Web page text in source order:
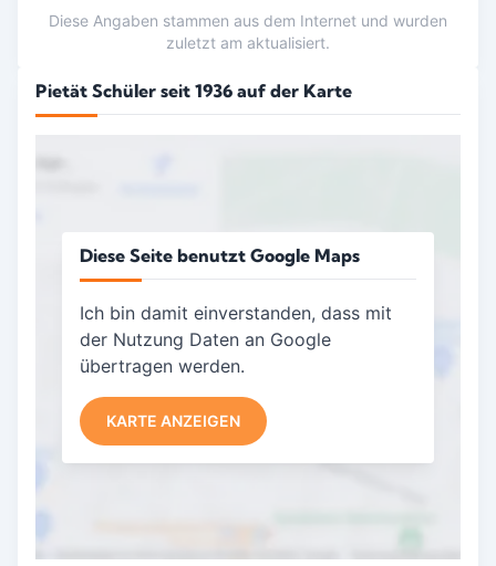
Diese Angaben stammen aus dem Internet und wurden
zuletzt am aktualisiert.
Pietät Schüler seit 1936 auf der Karte
Diese Seite benutzt Google Maps
Ich bin damit einverstanden, dass mit
der Nutzung Daten an Google
übertragen werden.
KARTE ANZEIGEN